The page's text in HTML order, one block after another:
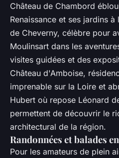
Château de Chambord
Renaissance et ses jardins
de Cheverny, célèbre pour
Moulinsart dans les
visites guidées et des
Château d'Amboise,
imprenable sur la Loire et
Hubert où repose Léonard
permettent de découvrir le
architectural de la région.
Randonnées et balades
Pour les amateurs de plein